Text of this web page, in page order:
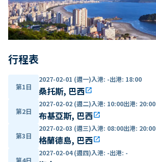
行程表
第1日
2027-02-01 (週一)入港: -出港: 18:00
桑托斯, 巴西open_in_new
第2日
2027-02-02 (週二)入港: 10:00出港: 20:00
布基亞斯, 巴西open_in_new
第3日
2027-02-03 (週三)入港: 08:00出港: 20:00
格蘭德島, 巴西open_in_new
2027-02-04 (週四)入港: -出港: -